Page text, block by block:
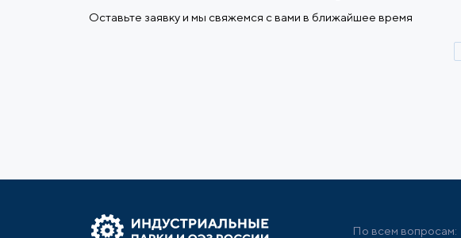
Оставьте заявку и мы свяжемся с вами в ближайшее время
По всем вопросам: